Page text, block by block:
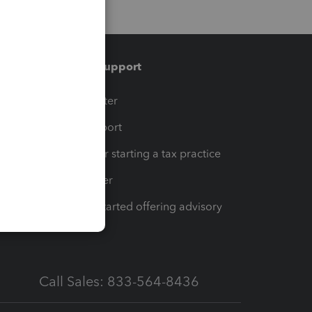
Training & support
Training Center
Learn & Support
Resources for starting a tax practice
Tax Pro Center
How to get started offering advisory
Call Sales: 833-564-8436